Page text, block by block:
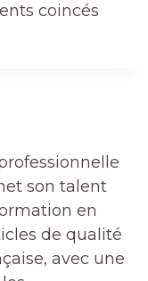
coincés
son talent
en
de qualité
avec une